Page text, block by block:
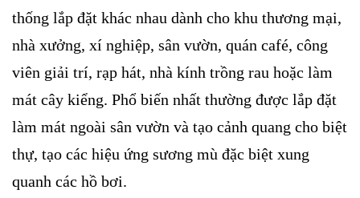
thống lắp đặt khác nhau dành cho khu thương mại,
nhà xưởng, xí nghiệp, sân vườn, quán café, công
viên giải trí, rạp hát, nhà kính trồng rau hoặc làm
mát cây kiểng. Phổ biến nhất thường được lắp đặt
làm mát ngoài sân vườn và tạo cảnh quang cho biệt
thự, tạo các hiệu ứng sương mù đặc biệt xung
quanh các hồ bơi.